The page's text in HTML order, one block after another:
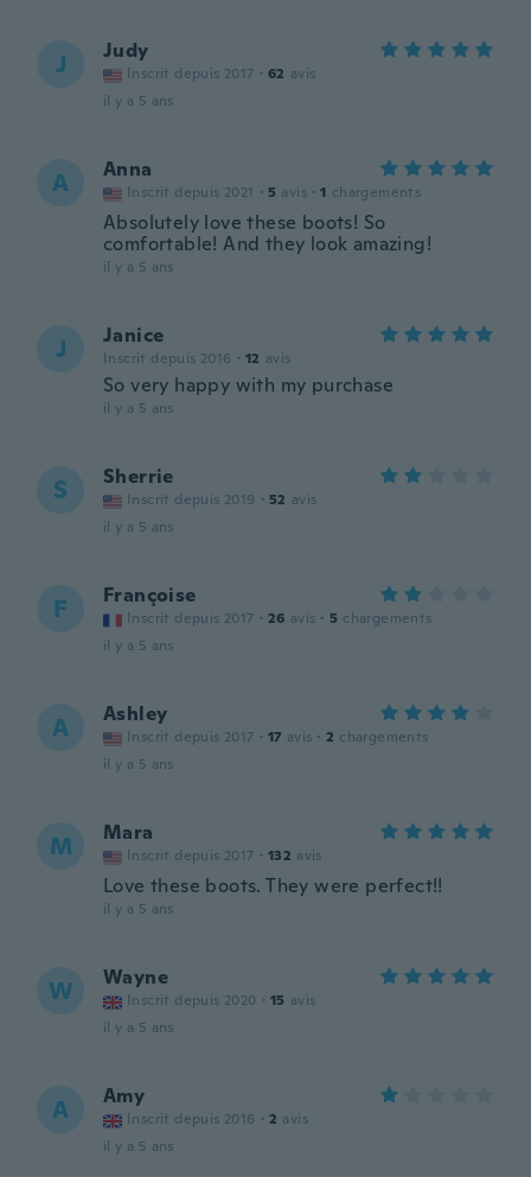
J Judy
Inscrit depuis 2017 · 62 avis
il y a 5 ans
A Anna
Inscrit depuis 2021 · 5 avis · 1 chargements
Absolutely love these boots! So
comfortable! And they look amazing!
il y a 5 ans
J Janice
Inscrit depuis 2016 · 12 avis
So very happy with my purchase
il y a 5 ans
S Sherrie
Inscrit depuis 2019 · 52 avis
il y a 5 ans
F Françoise
Inscrit depuis 2017 · 26 avis · 5 chargements
il y a 5 ans
A Ashley
Inscrit depuis 2017 · 17 avis · 2 chargements
il y a 5 ans
M Mara
Inscrit depuis 2017 · 132 avis
Love these boots. They were perfect!!
il y a 5 ans
W Wayne
Inscrit depuis 2020 · 15 avis
il y a 5 ans
A Amy
Inscrit depuis 2016 · 2 avis
il y a 5 ans